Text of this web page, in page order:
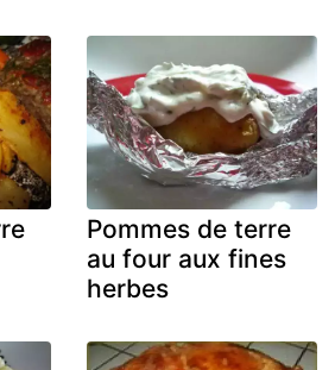
Pommes de terre
au four aux fines
herbes